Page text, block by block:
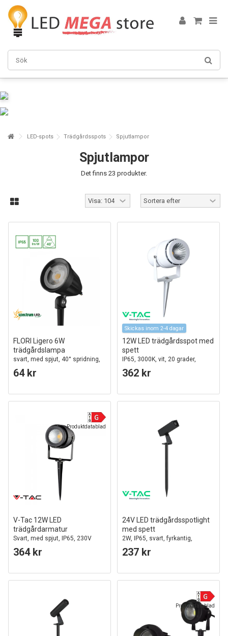
LED-spots Trädgårdsspots Spjutlampor
Spjutlampor
Det finns 23 produkter.
FLORI Ligero 6W
trädgårdslampa
svart, med spjut, 40° spridning,
IP65, 230V
64 kr
Skickas inom 2-4 dagar
12W LED trädgårdsspot med
spett
IP65, 3000K, vit, 20 grader,
aluminium
362 kr
Produktdatablad
V-Tac 12W LED
trädgårdarmatur
Svart, med spjut, IP65, 230V
364 kr
24V LED trädgårdsspotlight
med spett
2W, IP65, svart, fyrkantig,
utomhus, aluminium
237 kr
Produktdatablad